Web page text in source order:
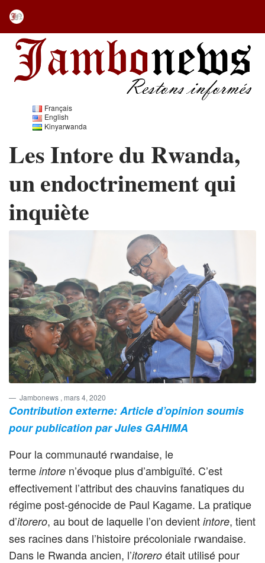
Français
English
Kinyarwanda
Les Intore du Rwanda,
un endoctrinement qui
inquiète
Jambonews , mars 4, 2020
Contribution externe: Article d’opinion soumis
pour publication par Jules GAHIMA
Pour la communauté rwandaise, le
terme intore n’évoque plus d’ambiguïté. C’est
effectivement l’attribut des chauvins fanatiques du
régime post-génocide de Paul Kagame. La pratique
d’itorero, au bout de laquelle l’on devient intore, tient
ses racines dans l’histoire précoloniale rwandaise.
Dans le Rwanda ancien, l’itorero était utilisé pour